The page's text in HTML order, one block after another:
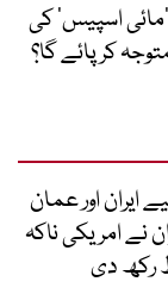
اسپیس’ کی
کر پائے گا؟
ایران اور عمان
نے امریکی ناکہ
رکھ دی